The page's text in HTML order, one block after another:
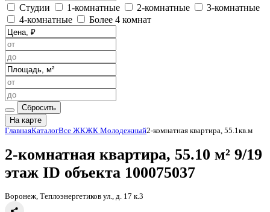
Студии 1-комнатные 2-комнатные
3-комнатные
4-комнатные
Более 4 комнат
Сбросить
На карте
Главная КаталогВсе ЖКЖК Молодежный